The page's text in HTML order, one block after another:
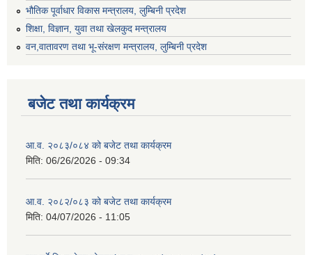
भौतिक पूर्वाधार विकास मन्त्रालय, लुम्बिनी प्रदेश
शिक्षा, विज्ञान, युवा तथा खेलकुद मन्‍‍त्रालय
वन,वातावरण तथा भू-संरक्षण मन्त्रालय, लुम्बिनी प्रदेश
बजेट तथा कार्यक्रम
आ.व. २०८३/०८४ को बजेट तथा कार्यक्रम
मिति: 06/26/2026 - 09:34
आ.व. २०८२/०८३ को बजेट तथा कार्यक्रम
मिति: 04/07/2026 - 11:05